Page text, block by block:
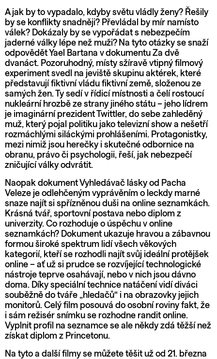
A jak by to vypadalo, kdyby světu vládly ženy? Řešily
by se konflikty snadněji? Převládal by mír namísto
válek? Dokázaly by se vypořádat s nebezpečím
jaderné války lépe než muži? Na tyto otázky se snaží
odpovědět Yael Bartana v dokumentu Za dvě
dvanáct. Pozoruhodný, místy sžíravě vtipný filmový
experiment svedl na jeviště skupinu aktérek, které
představují fiktivní vládu fiktivní země, složenou ze
samých žen. Ty sedí v řídicí místnosti a čelí rostoucí
nukleární hrozbě ze strany jiného státu – jeho lídrem
je imaginární prezident Twittler, do sebe zahleděný
muž, který pojal politiku jako televizní show a nešetří
rozmáchlými siláckými prohlášeními. Protagonistky,
mezi nimiž jsou herečky i skutečné odbornice na
obranu, právo či psychologii, řeší, jak nebezpečí
zničující války odvrátit.
Naopak dokument Vyhledávač lásky od Pacha
Veleze je odlehčeným vyprávěním o leckdy marné
snaze najít si spřízněnou duši na online seznamkách.
Krásná tvář, sportovní postava nebo diplom z
univerzity. Co rozhoduje o úspěchu v online
seznamkách? Dokument ukazuje hravou a zábavnou
formou široké spektrum lidí všech věkových
kategorií, kteří se rozhodli najít svůj ideální protějšek
online – ať už si prudce se rozvíjející technologické
nástroje teprve osahávají, nebo v nich jsou dávno
doma. Díky speciální technice natáčení vidí diváci
souběžně do tváře „hledačů“ i na obrazovky jejich
monitorů. Celý film posouvá do osobní roviny fakt, že
i sám režisér snímku se rozhodne randit online.
Vyplnit profil na seznamce se ale někdy zdá těžší než
získat diplom z Princetonu.
Na tyto a další filmy se můžete těšit už od 21. března